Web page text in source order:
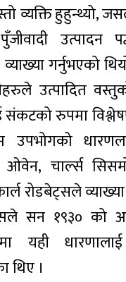
व्यक्ति हुहुन्थ्यो,
उत्पादन
गर्नुभएको
उत्पादित
रुपमा
ओवेन, चार्ल्स
रोडबेट्सले
सन १९३० को
यही
थिए ।